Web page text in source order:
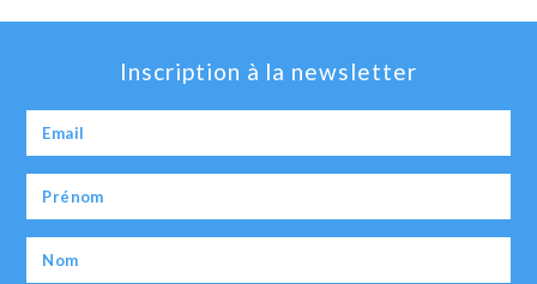
Inscription à la newsletter